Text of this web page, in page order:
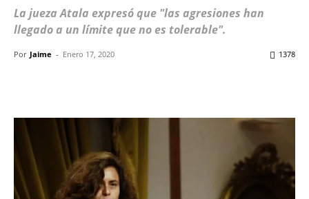
La jueza Atala expresó que "las agresiones han
llegado a un límite que no es tolerable".
Por Jaime - Enero 17, 2020 1378